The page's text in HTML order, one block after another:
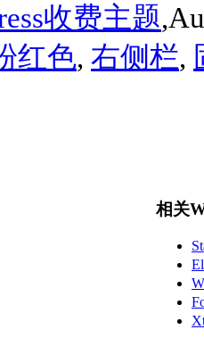
收费主题
红色, 右侧栏,
相关